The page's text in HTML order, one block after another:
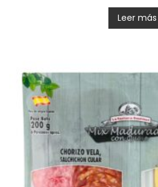
de 5
Leer más